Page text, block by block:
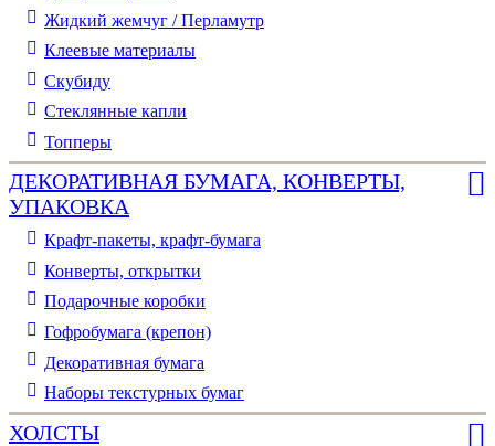
Жидкий жемчуг / Перламутр
Клеевые материалы
Скубиду
Стеклянные капли
Топперы
ДЕКОРАТИВНАЯ БУМАГА, КОНВЕРТЫ,
УПАКОВКА
Крафт-пакеты, крафт-бумага
Конверты, открытки
Подарочные коробки
Гофробумага (крепон)
Декоративная бумага
Наборы текстурных бумаг
ХОЛСТЫ